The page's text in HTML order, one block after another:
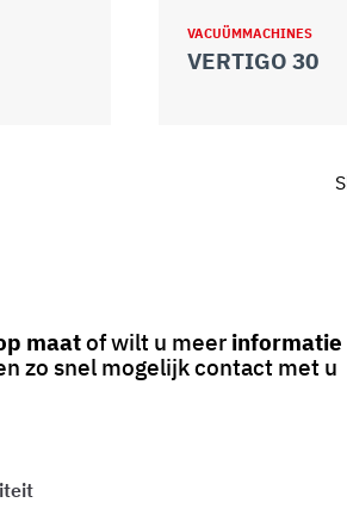
VACUÜMMACHINES
VERTIGO 30
maatof wilt u meer informatie
zo snel mogelijk contact met u